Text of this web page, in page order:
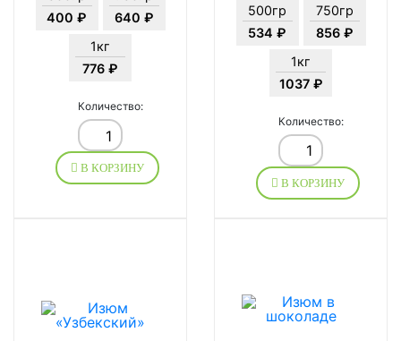
400 ₽
640 ₽
1кг
776 ₽
Количество:
В КОРЗИНУ
500гр
534 ₽
750гр
856 ₽
1кг
1037 ₽
Количество:
В КОРЗИНУ